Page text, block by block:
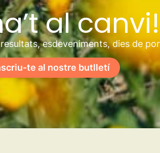
al canvi!
esdeveniments, dies de
te al nostre butlletí